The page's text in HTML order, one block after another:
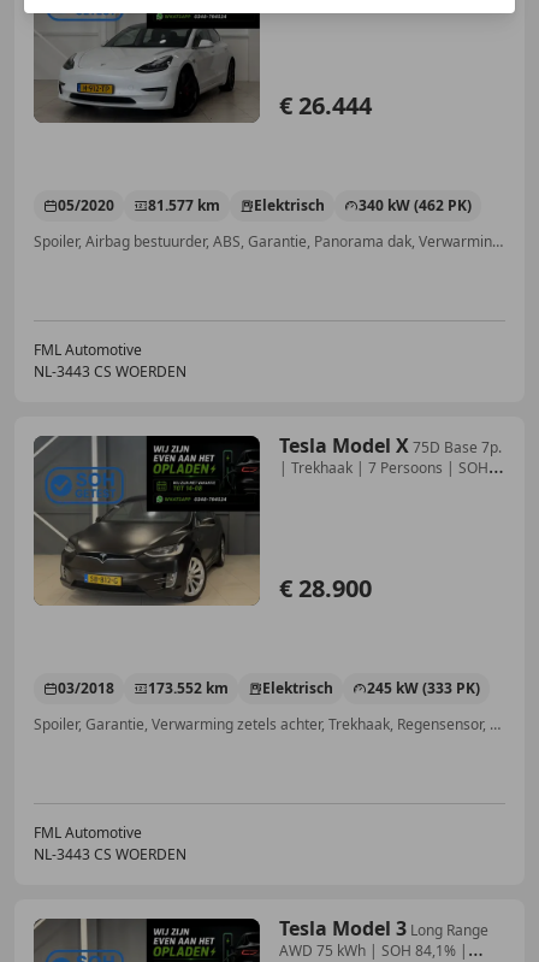
€ 26.444
05/2020 81.577 km Elektrisch
340 kW (462 PK)
Spoiler, Airbag bestuurder, ABS, Garantie, Panorama dak, Verwarming zetels achter, Alarm, Adaptieve Cruise Control
FML Automotive
NL-3443 CS WOERDEN
Tesla Model X75D Base 7p.
| Trekhaak | 7 Persoons | SOH
€ 28.900
03/2018 173.552 km Elektrisch
245 kW (333 PK)
Spoiler, Garantie, Verwarming zetels achter, Trekhaak, Regensensor, Airbag bestuurder, Elektrische achterklep, Stuurwielverwarming
FML Automotive
NL-3443 CS WOERDEN
Tesla Model 3 Long Range
AWD 75 kWh | SOH 84,1% |